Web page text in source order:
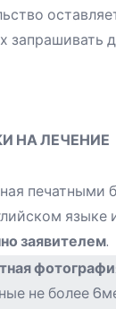
запрашивать
НА ЛЕЧЕНИЕ
печатными
языке
заявителем.
не более